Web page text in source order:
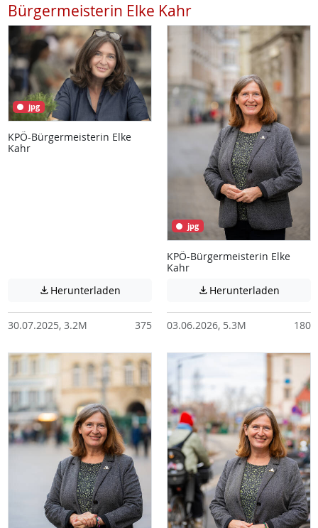
Bürgermeisterin Elke Kahr
jpg
KPÖ-Bürgermeisterin Elke
Kahr
 Herunterladen Achtung: Diese Datei enthält unter
30.07.2025, 3.2M 375
jpg
KPÖ-Bürgermeisterin Elke
Kahr
 Herunterladen
03.06.2026, 5.3M 180